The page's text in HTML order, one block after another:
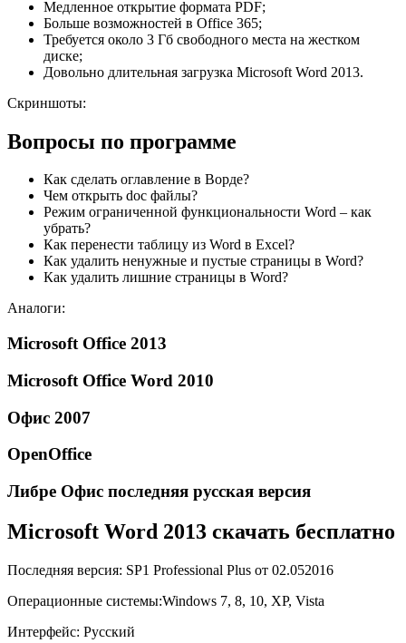
Медленное открытие формата PDF;
Больше возможностей в Office 365;
Требуется около 3 Гб свободного места на жестком
диске;
Довольно длительная загрузка Microsoft Word 2013.
Скриншоты:
Вопросы по программе
Как сделать оглавление в Ворде?
Чем открыть doc файлы?
Режим ограниченной функциональности Word – как
убрать?
Как перенести таблицу из Word в Excel?
Как удалить ненужные и пустые страницы в Word?
Как удалить лишние страницы в Word?
Аналоги:
Microsoft Office 2013
Microsoft Office Word 2010
Офис 2007
OpenOffice
Либре Офис последняя русская версия
Microsoft Word 2013 скачать бесплатно
Последняя версия: SP1 Professional Plus от 02.052016
Операционные системы:Windows 7, 8, 10, XP, Vista
Интерфейс: Русский